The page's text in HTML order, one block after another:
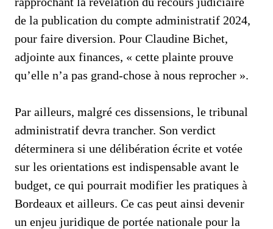
de la publication du compte administratif 2024,
pour faire diversion. Pour Claudine Bichet,
adjointe aux finances, « cette plainte prouve
qu’elle n’a pas grand-chose à nous reprocher ».
Par ailleurs, malgré ces dissensions, le tribunal
administratif devra trancher. Son verdict
déterminera si une délibération écrite et votée
sur les orientations est indispensable avant le
budget, ce qui pourrait modifier les pratiques à
Bordeaux et ailleurs. Ce cas peut ainsi devenir
un enjeu juridique de portée nationale pour la